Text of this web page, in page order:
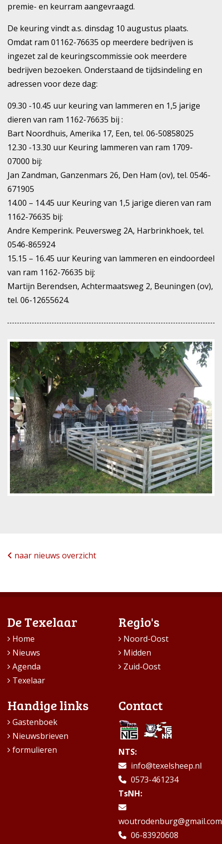
premie- en keurram aangevraagd.
De keuring vindt a.s. dinsdag 10 augustus plaats.
Omdat ram 01162-76635 op meerdere bedrijven is
ingezet zal de keuringscommissie ook meerdere
bedrijven bezoeken. Onderstaand de tijdsindeling en
adressen voor deze dag:
09.30 -10.45 uur keuring van lammeren en 1,5 jarige
dieren van ram 1162-76635 bij :
Bart Noordhuis, Amerika 17, Een, tel. 06-50858025
12.30 -13.30 uur Keuring lammeren van ram 1709-
07000 bij:
Jan Zandman, Ganzenmars 26, Den Ham (ov), tel. 0546-
671905
14.00 – 14.45 uur Keuring van 1,5 jarige dieren van ram
1162-76635 bij:
Andre Kemperink. Peuversweg 2A, Harbrinkhoek, tel.
0546-865924
15.15 – 16.45 uur Keuring van lammeren en eindoordeel
van ram 1162-76635 bij:
Martijn Berendsen, Achtermaatsweg 2, Beuningen (ov),
tel. 06-12655624.
naar nieuws overzicht
De Texelaar
Home
Nieuws
Agenda
Texelaar
Regio's
Noord-Oost
Midden
Zuid-Oost
Handige links
Gastenboek
Nieuwsbrieven
formulieren
Contact
NTS:
info@texelsheep.nl
0573-461234
TsNH:
woutrodenburg@gmail.com
06-83920608